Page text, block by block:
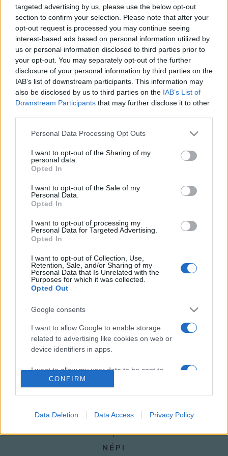
targeted advertising by us, please use the below opt-out
section to confirm your selection. Please note that after your
opt-out request is processed you may continue seeing
interest-based ads based on personal information utilized by
us or personal information disclosed to third parties prior to
your opt-out. You may separately opt-out of the further
disclosure of your personal information by third parties on the
IAB’s list of downstream participants. This information may
also be disclosed by us to third parties on the IAB’s List of
Downstream Participants that may further disclose it to other
Please note that this website/app uses one or more Google
not limited to your visit or usage behaviour. You may click to
grant or deny consent to Google and its third-party tags to
use your data for below specified purposes in below Google
consent section.
Personal Data Processing Opt Outs
I want to opt-out of the Sharing of my
personal data.
Opted In
I want to opt-out of the Sale of my
Personal Data.
Opted In
I want to opt-out of processing my
Personal Data for Targeted Advertising.
Opted In
I want to opt-out of Collection, Use,
Retention, Sale, and/or Sharing of my
Personal Data that Is Unrelated with the
Purposes for which it was collected.
Opted Out
Google consents
I want to allow Google to enable storage
related to advertising like cookies on web or
device identifiers in apps.
I want to allow my user data to be sent to
Google for online advertising purposes.
personalized advertising.
I want to allow Google to enable storage
related to analytics like cookies on web or
CONFIRM
Data Deletion Data Access Privacy Policy
lehetőség az MTV európai közönsége számára, hogy
hangjukat hallassák, és EU-szerte bizonyítsák tehetségüket.
Kíváncsian várjuk a beérkező pályaműveket!"
A pályázat a2007 Egyenlő Esélyek Mindenki Számára
Európai Évés az ötödik éve folyóA sokszínűségért. A
diszkrimináció ellen. elnevezésű figyelemfelkeltő kampány
A pályázat részeként elkészült A Sokszínűség Városának
honlapja is, melyet a www.eudiversity.com oldalról lehet
alkotásaikat, és december 9-16. között szavazhatnak
kedvencükre. A legjobb művekből válogatás készül, melyet
az EU figyelemfelkeltő kampányaiban használnak majd fel.
További információk:
www.stop-discrimination.info
http://equality2007/europa.eu
NÉPI